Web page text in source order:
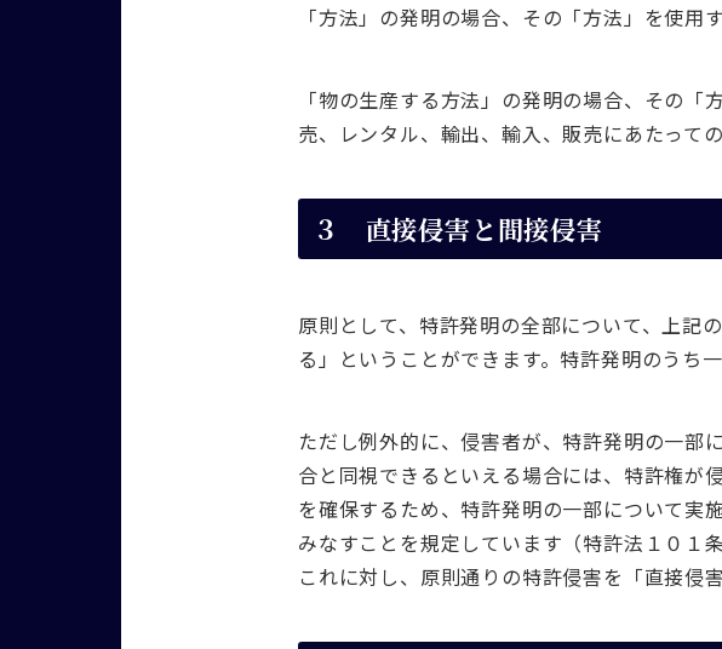
「方法」の発明の場合、その「方法」を使用
「物の生産する方法」の発明の場合、その
売、レンタル、輸出、輸入、販売にあたって
３ 直接侵害と間接侵害
原則として、特許発明の全部について、上記
る」ということができます。特許発明のうち
ただし例外的に、侵害者が、特許発明の一部
合と同視できるといえる場合には、特許権が
を確保するため、特許発明の一部について実
みなすことを規定しています（特許法１０１
これに対し、原則通りの特許侵害を「直接侵